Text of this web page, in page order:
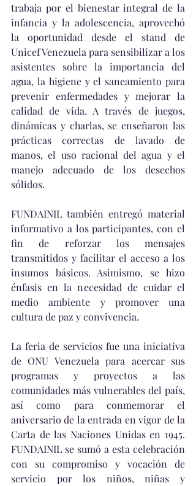
trabaja por el bienestar integral de la
infancia y la adolescencia, aprovechó
la oportunidad desde el stand de
Unicef Venezuela para sensibilizar a los
asistentes sobre la importancia del
agua, la higiene y el saneamiento para
prevenir enfermedades y mejorar la
calidad de vida. A través de juegos,
dinámicas y charlas, se enseñaron las
prácticas correctas de lavado de
manos, el uso racional del agua y el
manejo adecuado de los desechos
sólidos.
FUNDAINIL también entregó material
informativo a los participantes, con el
fin de reforzar los mensajes
transmitidos y facilitar el acceso a los
insumos básicos. Asimismo, se hizo
énfasis en la necesidad de cuidar el
medio ambiente y promover una
cultura de paz y convivencia.
La feria de servicios fue una iniciativa
de ONU Venezuela para acercar sus
programas y proyectos a las
comunidades más vulnerables del país,
así como para conmemorar el
aniversario de la entrada en vigor de la
Carta de las Naciones Unidas en 1945.
FUNDAINIL se sumó a esta celebración
con su compromiso y vocación de
servicio por los niños, niñas y